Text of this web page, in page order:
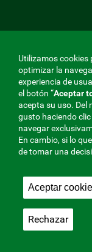
与社会保障的
Utilizamos cookies
optimizar la
experiencia de
el botón “Aceptar
acepta su uso. Del
gusto haciendo clic
navegar
En cambio, si lo
de tomar una
Aceptar
Rechazar